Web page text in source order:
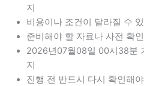
지
비용이나 조건이 달라질 수
준비해야 할 자료나 사전 확
2026년07월08일 00시38분
지
진행 전 반드시 다시 확인해